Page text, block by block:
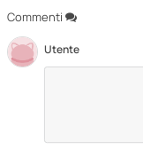
Commenti
Utente